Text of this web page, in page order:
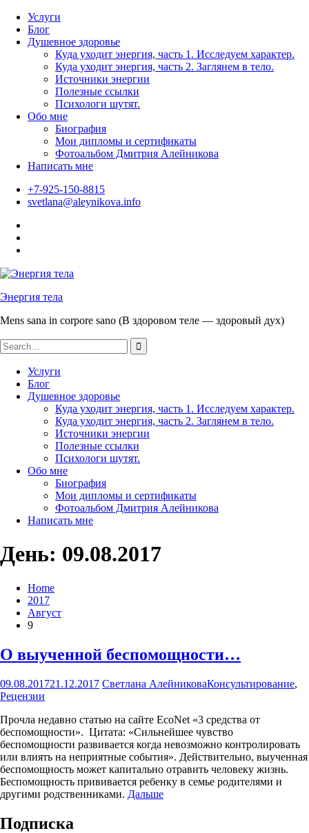
Skip
content
Услуги
Блог
Душевное здоровье
Куда уходит энергия, часть 1. Исследуем характер.
Куда уходит энергия, часть 2. Заглянем в тело.
Источники энергии
Полезные ссылки
Психологи шутят.
Обо мне
Биография
Мои дипломы и сертификаты
Фотоальбом Дмитрия Алейникова
Написать мне
+7-925-150-8815
svetlana@aleynikova.info
Сайт
Энергия тела
Mens sana in corpore sano (В здоровом теле — здоровый дух)
Search
for:
Услуги
Блог
Душевное здоровье
Куда уходит энергия, часть 1. Исследуем характер.
Куда уходит энергия, часть 2. Заглянем в тело.
Источники энергии
Полезные ссылки
Психологи шутят.
Обо мне
Биография
Мои дипломы и сертификаты
Фотоальбом Дмитрия Алейникова
Написать мне
День: 09.08.2017
Home
2017
Август
9
О выученной беспомощности…
09.08.201721.12.2017 Светлана АлейниковаКонсультирование,
Рецензии
Прочла недавно статью на сайте EcoNet «3 средства от
беспомощности». Цитата: «Сильнейшее чувство
беспомощности развивается когда невозможно контролировать
или влиять на неприятные события». Действительно, выученная
беспомощность может капитально отравить человеку жизнь.
Беспомощность прививается ребенку в семье родителями и
другими родственниками. Дальше
Подписка